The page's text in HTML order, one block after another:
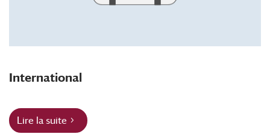
International
Lire la suite